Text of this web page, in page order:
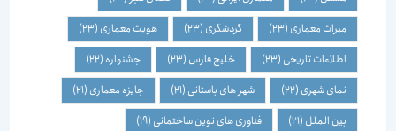
میراث معماری(23) گردشگری(23) هویت معماری(23)
اطلاعات تاریخی(23) خلیج فارس(23) جشنواره(22)
نمای شهری(22) شهر های باستانی(21) جایزه معماری(21)
بین الملل(21) فناوری های نوین ساختمانی(19)